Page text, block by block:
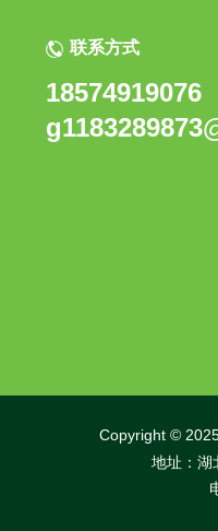
联系方式
18574919076
Copyright ©
地址：湖